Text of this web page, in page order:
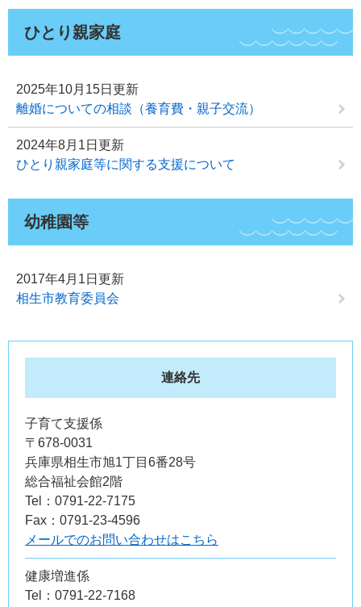
ひとり親家庭
2025年10月15日更新
離婚についての相談（養育費・親子交流）
2024年8月1日更新
ひとり親家庭等に関する支援について
幼稚園等
2017年4月1日更新
相生市教育委員会
連絡先
子育て支援係
〒678-0031
兵庫県相生市旭1丁目6番28号
総合福祉会館2階
Tel：0791-22-7175
Fax：0791-23-4596
メールでのお問い合わせはこちら
健康増進係
Tel：0791-22-7168